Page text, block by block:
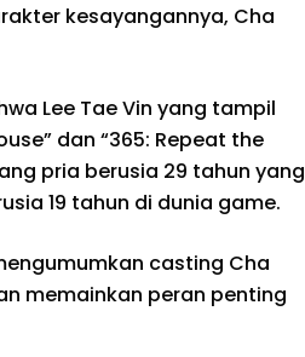
kesayangannya, Cha
Lee Tae Vin yang tampil
dan “365: Repeat the
pria berusia 29 tahun yang
19 tahun di dunia game.
casting Cha
memainkan peran penting